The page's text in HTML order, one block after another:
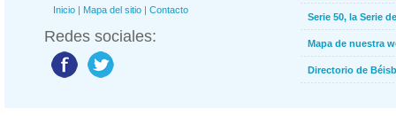
Inicio | Mapa del sitio | Contacto
Redes sociales:
Serie 50, la Serie
Mapa de nuestra
Directorio de